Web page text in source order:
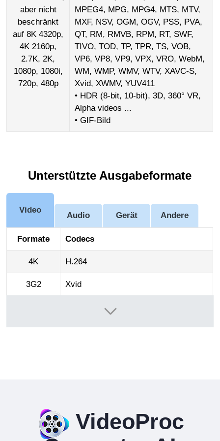
aber nicht
beschränkt
auf 8K 4320p,
4K 2160p,
2.7K, 2K,
1080p, 1080i,
720p, 480p
MPEG4, MPG, MPG4, MTS, MTV,
MXF, NSV, OGM, OGV, PSS, PVA,
QT, RM, RMVB, RPM, RT, SWF,
TIVO, TOD, TP, TPR, TS, VOB,
VP6, VP8, VP9, VPX, VRO, WebM,
WM, WMP, WMV, WTV, XAVC-S,
Xvid, XWMV, YUV411
• HDR (8-bit, 10-bit), 3D, 360° VR,
Alpha videos ...
• GIF-Bild
Unterstützte Ausgabeformate
Video
Audio Gerät Andere
Formate Codecs
4K H.264
3G2 Xvid
ASF MPEG4
F4V H.264VideoProc